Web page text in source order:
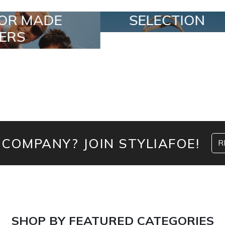
SPECIAL LOTS
JOIN STYLIAFOE!
SHOP BY FEATURED CATEGORIES